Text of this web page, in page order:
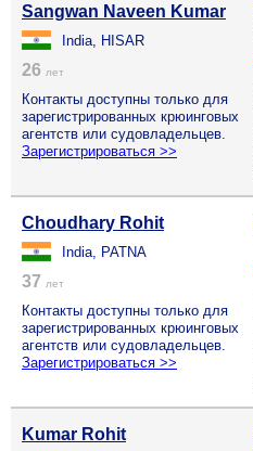
Sangwan Naveen Kumar
India, HISAR
26 лет
Контакты доступны только для
зарегистрированных крюинговых
агентств или судовладельцев.
Зарегистрироваться >>
Choudhary Rohit
India, PATNA
37 лет
Контакты доступны только для
зарегистрированных крюинговых
агентств или судовладельцев.
Зарегистрироваться >>
Kumar Rohit